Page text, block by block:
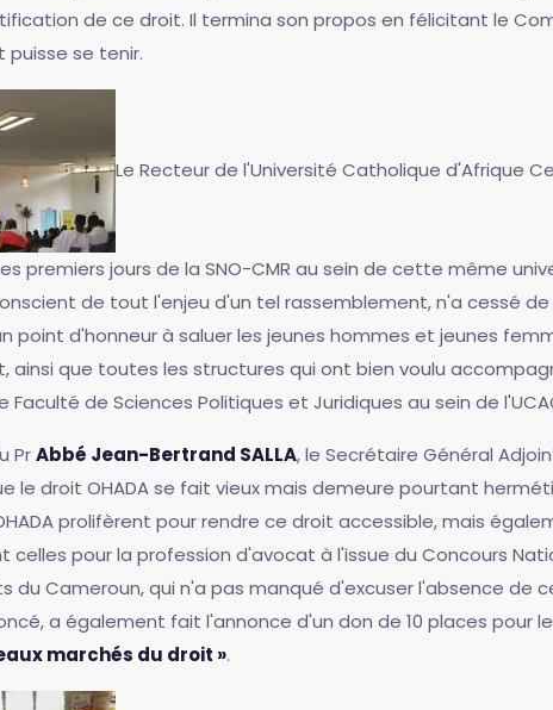
de ce droit. Il termina son propos en félicitant le
se tenir.
Le Recteur de l'Université Catholique d'Afrique
premiers jours de la SNO-CMR au sein de cette même
de tout l'enjeu d'un tel rassemblement, n'a cessé
point d'honneur à saluer les jeunes hommes et jeunes
ainsi que toutes les structures qui ont bien voulu
Faculté de Sciences Politiques et Juridiques au sein de
PrAbbé Jean-Bertrand SALLA, le Secrétaire Général
le droit OHADA se fait vieux mais demeure pourtant
prolifèrent pour rendre ce droit accessible, mais
pour la profession d'avocat à l'issue du Concours
du Cameroun, qui n'a pas manqué d'excuser l'absence de
a également fait l'annonce d'un don de 10 places pour
marchés du droit ».